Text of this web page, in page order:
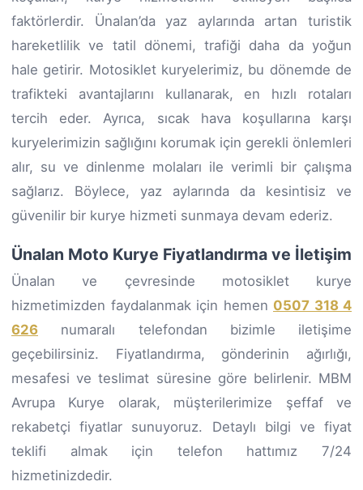
faktörlerdir. Ünalan’da yaz aylarında artan turistik
hareketlilik ve tatil dönemi, trafiği daha da yoğun
hale getirir. Motosiklet kuryelerimiz, bu dönemde de
trafikteki avantajlarını kullanarak, en hızlı rotaları
tercih eder. Ayrıca, sıcak hava koşullarına karşı
kuryelerimizin sağlığını korumak için gerekli önlemleri
alır, su ve dinlenme molaları ile verimli bir çalışma
sağlarız. Böylece, yaz aylarında da kesintisiz ve
güvenilir bir kurye hizmeti sunmaya devam ederiz.
Ünalan Moto Kurye Fiyatlandırma ve İletişim
Ünalan ve çevresinde motosiklet kurye
hizmetimizden faydalanmak için hemen 0507 318 4
626 numaralı telefondan bizimle iletişime
geçebilirsiniz. Fiyatlandırma, gönderinin ağırlığı,
mesafesi ve teslimat süresine göre belirlenir. MBM
Avrupa Kurye olarak, müşterilerimize şeffaf ve
rekabetçi fiyatlar sunuyoruz. Detaylı bilgi ve fiyat
teklifi almak için telefon hattımız 7/24
hizmetinizdedir.